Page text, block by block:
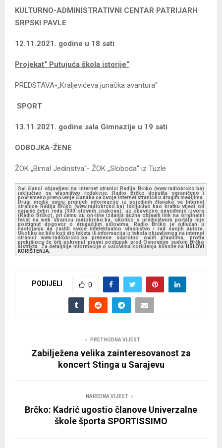
KULTURNO-ADMINISTRATIVNI CENTAR PATRIJARH
SRPSKI PAVLE
12.11.2021. godine u 18 sati
Projekat“ Putujuća škola istorije“
PREDSTAVA-„Kraljevićeva junačka avantura“
SPORT
13.11.2021. godine sala Gimnazije u 19 sati
ODBOJKA-ŽENE
ŽOK „Bimal Jedinstva“- ŽOK „Sloboda“ iz Tuzle
Svi članci objavljeni na internet stranici Radija Brčko (www.radiobrcko.ba)
isključivo su vlasništvo redakcije. Radio Brčko dopušta ograničeno i
povremeno prenošenje članaka sa svoje internet stranice u drugim medijima.
Drugi mediji smiju prenijeti informacije iz pojedinih članaka sa Internet
stranice Radija Brčko (www.radiobrcko.ba) isključivo kao kratku vijest od
najviše četiri reda (300 slovnih znakova), uz obavezno navođenje izvora
(Radio Brčko), pri čemu su on-line izdanja dužna objaviti link na originalni
tekst na web stranicu radiobrcko.ba, ukoliko s uredništvom portala nije
postignut dogovor o drugačijim uslovima. Radio Brčko je odlučan u
nastojanju da zaštiti svoje intelektualno vlasništvo i rad svojih autora.
Ukoliko se bilo koji dio teksta ili informacija iz teksta objavljenog na internet
stranici www.radiobrcko.ba prenese suprotno ovim pravilima, protiv
prekršioca će biti pokrenut pravni postupak pred Osnovnim sudom Brčko
distrikta. Za detaljnije informacije o uslovima korištenja kliknite na USLOVI
KORIŠTENJA.
PODIJELI 0
PRETHODNA VIJEST
Zabilježena velika zainteresovanost za
koncert Stinga u Sarajevu
NAREDNA VIJEST
Brčko: Kadrić ugostio članove Univerzalne
škole športa SPORTISSIMO